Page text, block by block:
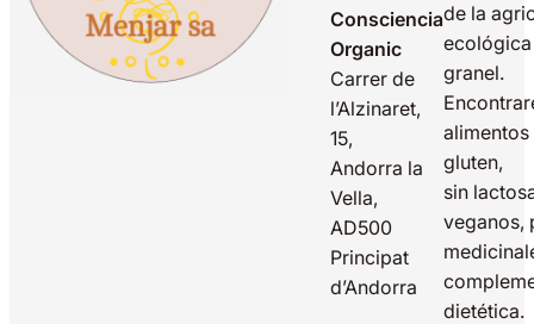
Consciencia
Organic
Carrer de
l’Alzinaret,
15,
Andorra la
Vella,
AD500
Principat
d’Andorra
de la
granel.
alimentos
gluten,
sin
veganos,
dietética.